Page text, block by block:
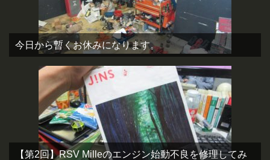
今日から暫くお休みになります。
【第2回】RSV Milleのエンジン始動不良を修理してみ